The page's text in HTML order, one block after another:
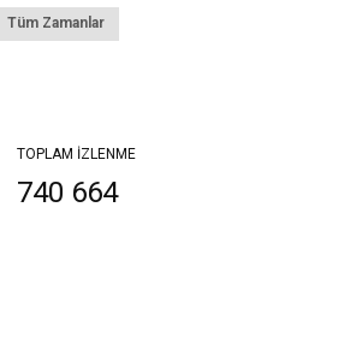
Tüm Zamanlar
TOPLAM İZLENME
740 664